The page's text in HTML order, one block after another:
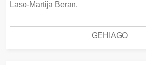
Laso-Martija Beran.
GEHIAGO